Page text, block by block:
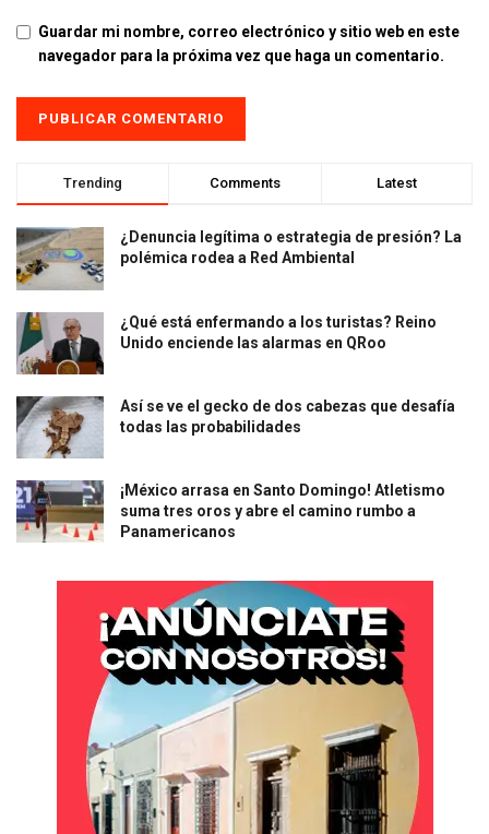
Guardar mi nombre, correo electrónico y sitio web en este
navegador para la próxima vez que haga un comentario.
Trending Comments Latest
¿Denuncia legítima o estrategia de presión? La
polémica rodea a Red Ambiental
¿Qué está enfermando a los turistas? Reino
Unido enciende las alarmas en QRoo
Así se ve el gecko de dos cabezas que desafía
todas las probabilidades
¡México arrasa en Santo Domingo! Atletismo
suma tres oros y abre el camino rumbo a
Panamericanos